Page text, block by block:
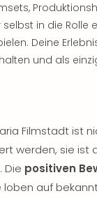
in die
Deine
und als
Filmstadt ist
werden, sie ist
Die positiven
loben auf